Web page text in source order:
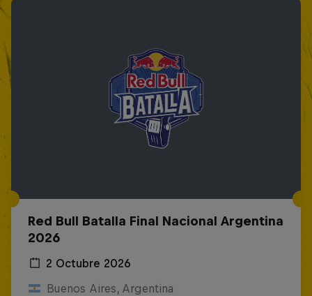
Red Bull Batalla Final Nacional Argentina
2026
2 Octubre 2026
Buenos Aires, Argentina